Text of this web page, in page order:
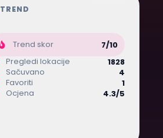
TREND
Trend skor
7/10
Pregledi lokacije
1828
Sačuvano
4
Favoriti
1
Ocjena
4.3/5